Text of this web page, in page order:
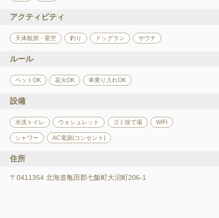
アクティビティ
天体観測・星空 釣り ドッグラン サウナ
ルール
ペットOK 花火OK 車乗り入れOK
設備
水洗トイレ ウォシュレット ゴミ捨て場 WiFi
シャワー AC電源(コンセント)
住所
〒0411354 北海道亀田郡七飯町大沼町206-1